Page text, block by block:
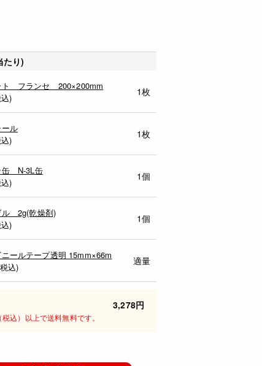
たり)
ト フランセ 200×200mm
)
1枚
ール
)
1枚
缶 N-3L缶
)
1個
ル 2g(乾燥剤)
)
1個
ールテープ透明 15mm×66m
込)
適量
3,278円
込）以上で送料無料です。